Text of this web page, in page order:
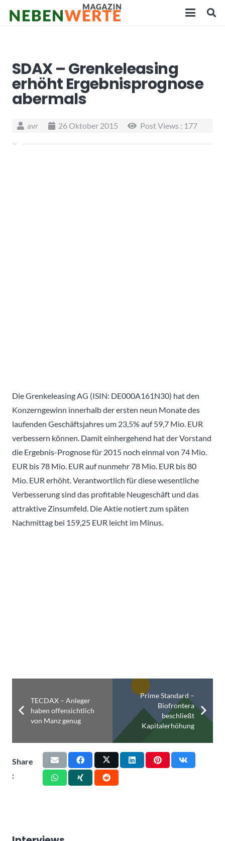
SDAX – Grenkeleasing
erhöht Ergebnisprognose
abermals
avr 26 Oktober 2015 Post Views : 177
Die Grenkeleasing AG (ISIN: DE000A161N30) hat den
Konzerngewinn innerhalb der ersten neun Monate des
laufenden Geschäftsjahres um 23,5% auf 59,7 Mio. EUR
verbessern können. Damit einhergehend hat der Vorstand
die Ergebnis-Prognose für 2015 noch einmal von 74 Mio.
EUR bis 78 Mio. EUR auf nunmehr 78 Mio. EUR bis 80
Mio. EUR erhöht. Verantwortlich für diese wesentliche
Verbesserung sind das profitable Neugeschäft und das
attraktive Zinsumfeld. Die Aktie notiert zum späten
Nachmittag bei 159,25 EUR leicht im Minus.
TECDAX – Anleger
haben offensichtlich
von Manz genug
Prime Standard –
Biofrontera
beschließt
Kapitalerhöhung
Share
: